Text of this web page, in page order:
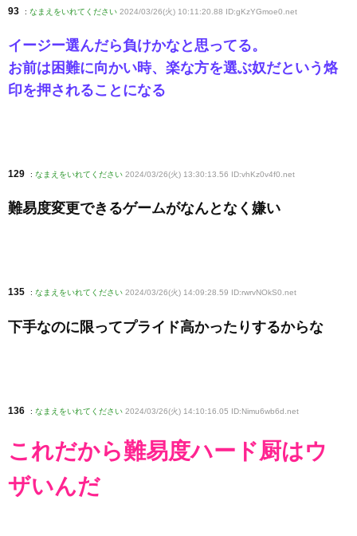
93 : なまえをいれてください 2024/03/26(火) 10:11:20.88 ID:gKzYGmoe0 .net
イージー選んだら負けかなと思ってる。
お前は困難に向かい時、楽な方を選ぶ奴だという烙
印を押されることになる
129 : なまえをいれてください 2024/03/26(火) 13:30:13.56 ID:vhKz0v4f0 .net
難易度変更できるゲームがなんとなく嫌い
135 : なまえをいれてください 2024/03/26(火) 14:09:28.59 ID:rwrvNOkS0.net
下手なのに限ってプライド高かったりするからな
136 : なまえをいれてください 2024/03/26(火) 14:10:16.05 ID:Nimu6wb6d .net
これだから難易度ハード厨はウ
ザいんだ